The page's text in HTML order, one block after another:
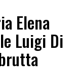
Elena
Luigi Di